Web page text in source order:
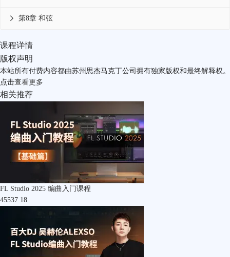
第8章 和弦

课程详情
版权声明
本站所有付费内容都由苏州思杰马克丁公司拥有独家版权和最终解释权。
点击查看更多
相关推荐
FL Studio 2025 编曲入门课程
45537 18